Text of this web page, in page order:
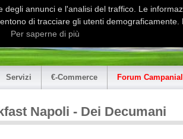
Servizi €-Commerce Forum
Napoli - Dei Decumani
annunci e l'analisi del traffico. Le
di tracciare gli utenti
Per saperne di più